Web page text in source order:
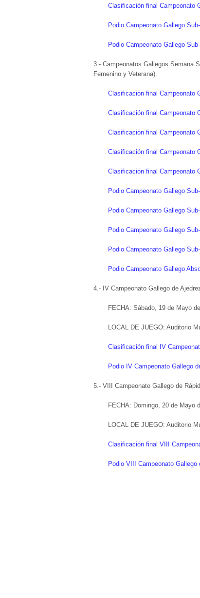
Clasificación final Campeonato
Podio Campeonato Gallego
Podio Campeonato Gallego
3.- Campeonatos Gallegos Semana
Femenino y Veterana).
Clasificación final Campeonato
Clasificación final Campeonato
Clasificación final Campeonato
Clasificación final Campeonato
Clasificación final Campeonato
Podio Campeonato Gallego
Podio Campeonato Gallego
Podio Campeonato Gallego
Podio Campeonato Gallego
Podio Campeonato Gallego
4.- IV Campeonato Gallego de
FECHA: Sábado, 19 de Mayo
LOCAL DE JUEGO: Auditorio
Clasificación final IV
Podio IV Campeonato Gallego
5.- VIII Campeonato Gallego de
FECHA: Domingo, 20 de Mayo
LOCAL DE JUEGO: Auditorio
Clasificación final VIII
Podio VIII Campeonato Gallego